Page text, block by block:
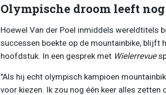
Olympische droom leeft
Hoewel Van der Poel inmiddels wereldtitels
successen boekte op de mountainbike, blijft
hoofdstuk. In een gesprek met Wielerrevue
"Als hij echt olympisch kampioen
voor kiezen. Ik zou nog één keer alles zetten